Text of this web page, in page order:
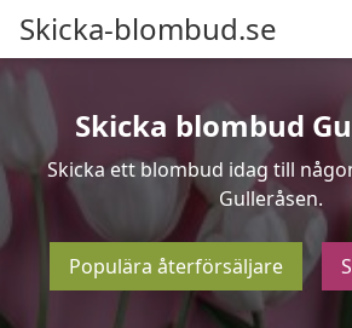
Skicka-blombud.se
Skicka blombud
Skicka ett blombud idag till
Gulleråsen.
Populära återförsäljare